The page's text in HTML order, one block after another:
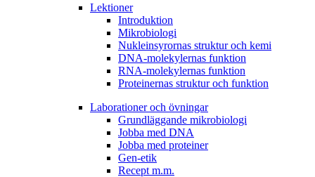
Lektioner
Introduktion
Mikrobiologi
Nukleinsyrornas struktur och kemi
DNA-molekylernas funktion
RNA-molekylernas funktion
Proteinernas struktur och funktion
Laborationer och övningar
Grundläggande mikrobiologi
Jobba med DNA
Jobba med proteiner
Gen-etik
Recept m.m.